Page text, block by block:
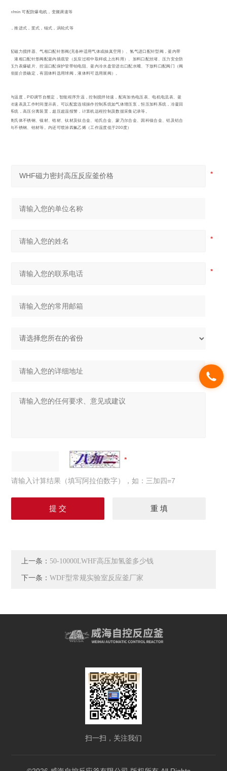
500r/min 可配防爆电机，变频调速等
吸式，推进式，桨式，锚式，涡轮式等
拌口配磁力搅拌器、气相口配针形阀(充各种适用气体或抽真空用）、氢气进口配针型阀，釜内带
布器、液相口配针形阀配釜内插底管（反应过程中取样或上出料用）、加料口配丝堵、压力安全防
口配压力表爆破片、控温口配保护管带铂电阻、釜内冷水盘管进出口配水嘴、下放料口配阀门（阀
形式根据介质确定，有固体料选用球阀，液体料可选用展阀）。
制釜内温度，PID调节自整定，智能程序升温，控制搅拌转速，配有加热电压表、电机电流表、釜
搅拌转速表及工作时间显示表。可以配套连续操作控制系统如气体增压泵，恒压加料系统，冷凝回
接收系统，高压分离装置，超压超温报警，计算机远程控制及数据采集记录等。
牌号奥氏体不锈钢、镍材、锆材、钛材及钛合金、哈氏合金、蒙乃尔合金、因科镍合金、铝及铝合
、双向不锈钢、钽材等。内还可喷涂四氟乙烯（工作温度低于200度）
请输入计算结果（填写阿拉伯数字），如：三加四=7
上一条： 50-10000LWHF高压加氢釜多少钱
下一条：WDF型常规实验室反应釜厂家
扫一扫，关注我们